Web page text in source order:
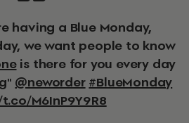
we want people to know
is there for you every day
@neworder #BlueMonday
M6InP9Y9R8